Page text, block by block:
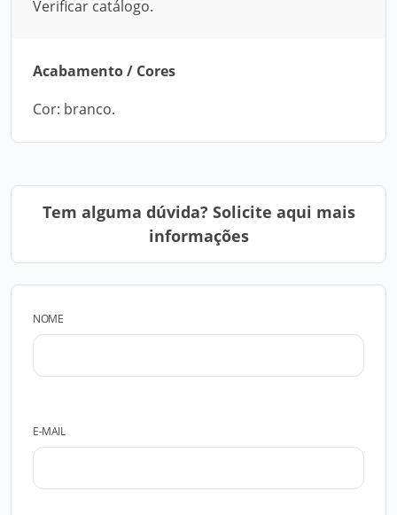
Verificar catálogo.
Acabamento / Cores
Cor: branco.
Tem alguma dúvida? Solicite aqui mais
informações
NOME
E-MAIL